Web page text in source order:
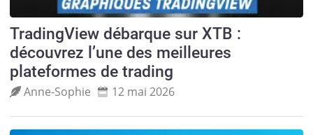
TradingView débarque sur XTB :
découvrez l’une des meilleures
plateformes de trading
Anne‑Sophie 12 mai 2026